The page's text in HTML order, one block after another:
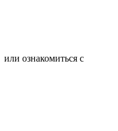
или ознакомиться с